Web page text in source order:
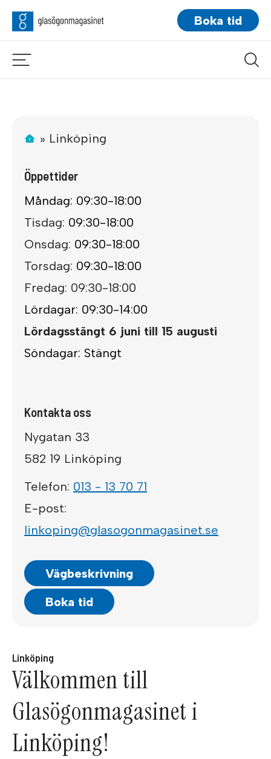
Boka tid
» Linköping
Öppettider
Måndag: 09:30-18:00
Tisdag: 09:30-18:00
Onsdag: 09:30-18:00
Torsdag: 09:30-18:00
Fredag: 09:30-18:00
Lördagar: 09:30-14:00
Lördagsstängt 6 juni till 15 augusti
Söndagar: Stängt
Kontakta oss
Nygatan 33
582 19 Linköping
Telefon: 013 - 13 70 71
E-post:
linkoping@glasogonmagasinet.se
Vägbeskrivning
Boka tid
Linköping
Välkommen till
Glasögonmagasinet i
Linköping!